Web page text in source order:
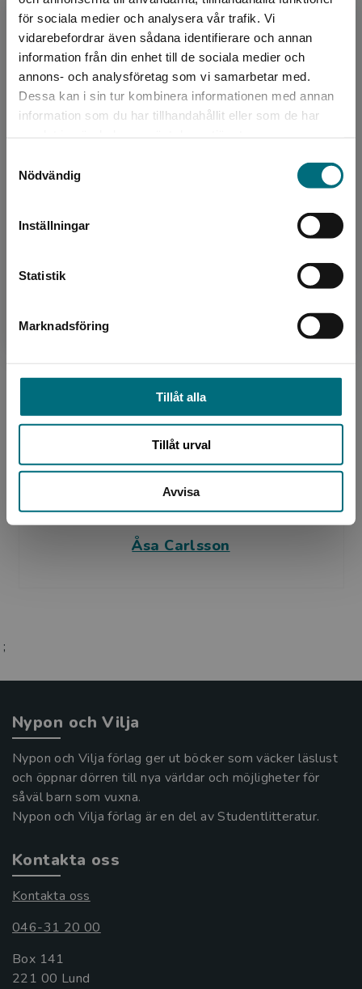
för sociala medier och analysera vår trafik. Vi
vidarebefordrar även sådana identifierare och annan
information från din enhet till de sociala medier och
annons- och analysföretag som vi samarbetar med.
Dessa kan i sin tur kombinera informationen med annan
information som du har tillhandahållit eller som de har
Nödvändig
Inställningar
Statistik
Marknadsföring
Tillåt alla
Tillåt urval
Avvisa
Begränsad fraktregion
Det verkar som att du besöker
Sverige. För att kunna slutföra ett köp måste
Köp- och leveransvillkor
Upphovspersoner
Torsten Bengtsson är utbildad specialpedagog
och har under många år arbetat med elever
Illustratör
Åsa Carlsson
;
Nypon och Vilja
Nypon och Vilja förlag ger ut böcker som väcker läslust
och öppnar dörren till nya världar och möjligheter för
såväl barn som vuxna.
Nypon och Vilja förlag är en del av Studentlitteratur.
Kontakta oss
Kontakta oss
046-31 20 00
Box 141
221 00 Lund